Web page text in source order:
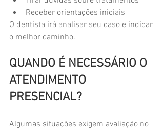
Receber orientações iniciais
O dentista irá analisar seu caso e indicar
o melhor caminho.
QUANDO É NECESSÁRIO O
ATENDIMENTO
PRESENCIAL?
Algumas situações exigem avaliação no